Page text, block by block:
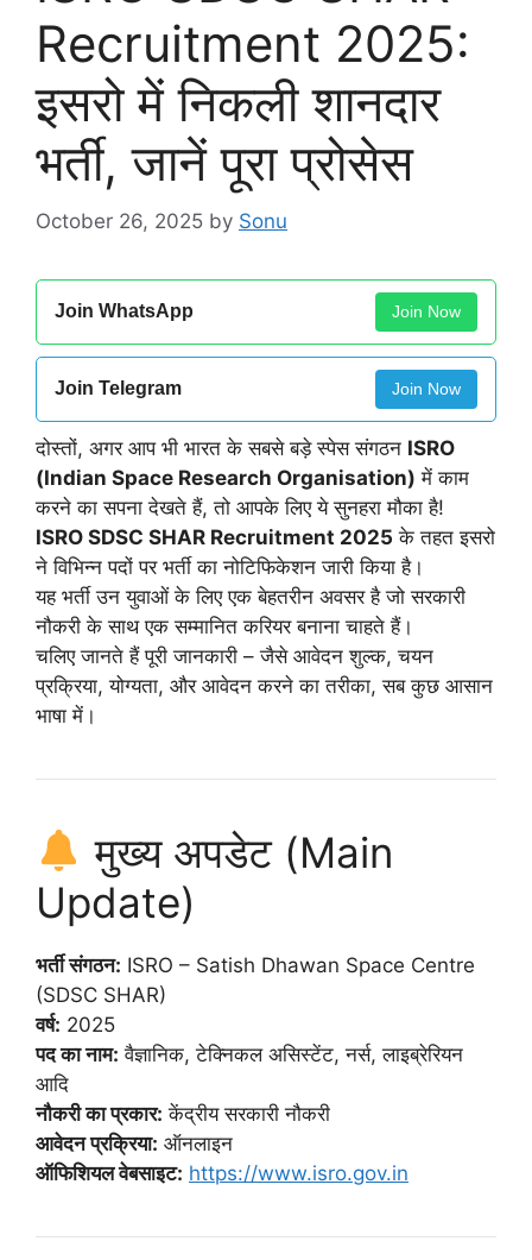
Recruitment 2025:
इसरो में निकली शानदार
भर्ती, जानें पूरा प्रोसेस
October 26, 2025 by Sonu
Join WhatsApp Join Now
Join Telegram Join Now
दोस्तों, अगर आप भी भारत के सबसे बड़े स्पेस संगठन ISRO
(Indian Space Research Organisation) में काम
करने का सपना देखते हैं, तो आपके लिए ये सुनहरा मौका है!
ISRO SDSC SHAR Recruitment 2025 के तहत इसरो
ने विभिन्न पदों पर भर्ती का नोटिफिकेशन जारी किया है।
यह भर्ती उन युवाओं के लिए एक बेहतरीन अवसर है जो सरकारी
नौकरी के साथ एक सम्मानित करियर बनाना चाहते हैं।
चलिए जानते हैं पूरी जानकारी – जैसे आवेदन शुल्क, चयन
प्रक्रिया, योग्यता, और आवेदन करने का तरीका, सब कुछ आसान
भाषा में।
मुख्य अपडेट (Main
Update)
भर्ती संगठन: ISRO – Satish Dhawan Space Centre
(SDSC SHAR)
वर्ष: 2025
पद का नाम: वैज्ञानिक, टेक्निकल असिस्टेंट, नर्स, लाइब्रेरियन
आदि
नौकरी का प्रकार: केंद्रीय सरकारी नौकरी
आवेदन प्रक्रिया: ऑनलाइन
ऑफिशियल वेबसाइट: https://www.isro.gov.in